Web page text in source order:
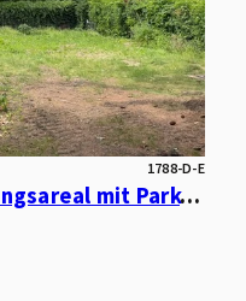
1788-D-E
Hochwertiges Entwicklungsareal mit Park- und Wasserlage – optimal für kleinteilige Wohnbebauung